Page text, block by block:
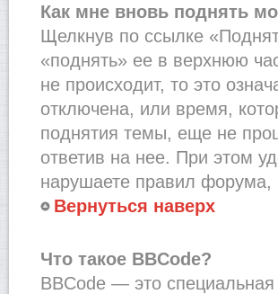
Как мне вновь поднять
Щелкнув по ссылке
«поднять» ее в верхнюю
не происходит, то это
отключена, или время,
поднятия темы, еще не
ответив на нее. При этом
нарушаете правил форума,
Вернуться наверх
Что такое BBCode?
BBCode — это